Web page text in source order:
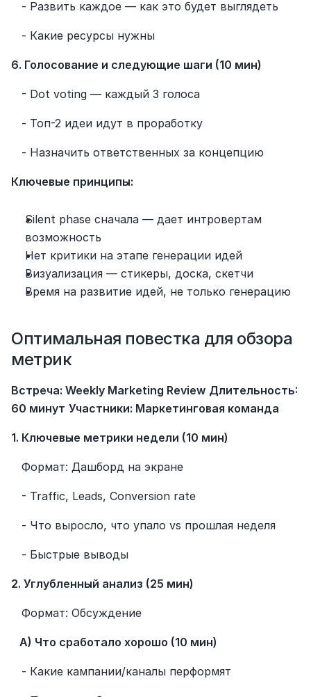
- Развить каждое — как это будет выглядеть
- Какие ресурсы нужны
6. Голосование и следующие шаги (10 мин)
- Dot voting — каждый 3 голоса
- Топ-2 идеи идут в проработку
- Назначить ответственных за концепцию
Ключевые принципы:
Silent phase сначала — дает интровертам
возможность
Нет критики на этапе генерации идей
Визуализация — стикеры, доска, скетчи
Время на развитие идей, не только генерацию
Оптимальная повестка для обзора
метрик
Встреча: Weekly Marketing Review Длительность:
60 минут Участники: Маркетинговая команда
1. Ключевые метрики недели (10 мин)
Формат: Дашборд на экране
- Traffic, Leads, Conversion rate
- Что выросло, что упало vs прошлая неделя
- Быстрые выводы
2. Углубленный анализ (25 мин)
Формат: Обсуждение
A) Что сработало хорошо (10 мин)
- Какие кампании/каналы перформят